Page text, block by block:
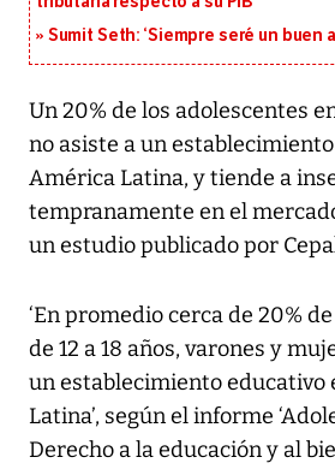
Sumit Seth: ‘Siempre seré un buen
Un 20% de los adolescentes
no asiste a un
América Latina, y tiende a
tempranamente en el
un estudio publicado por
‘En promedio cerca de 20%
de 12 a 18 años, varones y
un establecimiento educativo
Latina’, según el informe
Derecho a la educación y al